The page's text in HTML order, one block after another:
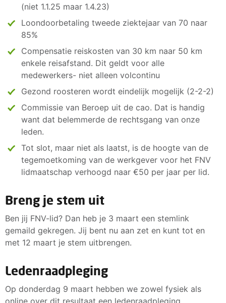
(niet 1.1.25 maar 1.4.23)
Loondoorbetaling tweede ziektejaar van 70 naar
85%
Compensatie reiskosten van 30 km naar 50 km
enkele reisafstand. Dit geldt voor alle
medewerkers- niet alleen volcontinu
Gezond roosteren wordt eindelijk mogelijk (2-2-2)
Commissie van Beroep uit de cao. Dat is handig
want dat belemmerde de rechtsgang van onze
leden.
Tot slot, maar niet als laatst, is de hoogte van de
tegemoetkoming van de werkgever voor het FNV
lidmaatschap verhoogd naar €50 per jaar per lid.
Breng je stem uit
Ben jij FNV-lid? Dan heb je 3 maart een stemlink
gemaild gekregen. Jij bent nu aan zet en kunt tot en
met 12 maart je stem uitbrengen.
Ledenraadpleging
Op donderdag 9 maart hebben we zowel fysiek als
online over dit resultaat een ledenraadpleging.